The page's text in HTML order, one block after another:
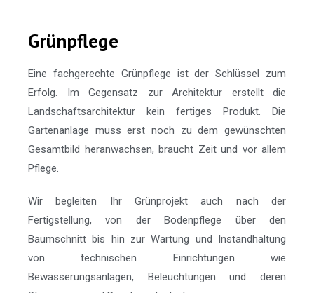
Grünpflege
Eine fachgerechte Grünpflege ist der Schlüssel zum
Erfolg. Im Gegensatz zur Architektur erstellt die
Landschaftsarchitektur kein fertiges Produkt. Die
Gartenanlage muss erst noch zu dem gewünschten
Gesamtbild heranwachsen, braucht Zeit und vor allem
Pflege.
Wir begleiten Ihr Grünprojekt auch nach der
Fertigstellung, von der Bodenpflege über den
Baumschnitt bis hin zur Wartung und Instandhaltung
von technischen Einrichtungen wie
Bewässerungsanlagen, Beleuchtungen und deren